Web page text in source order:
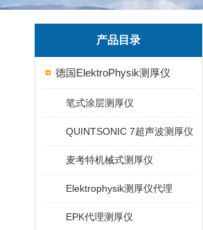
产品目录
德国ElektroPhysik测厚仪
笔式涂层测厚仪
QUINTSONIC 7超声波测厚仪
麦考特机械式测厚仪
Elektrophysik测厚仪代理
EPK代理测厚仪